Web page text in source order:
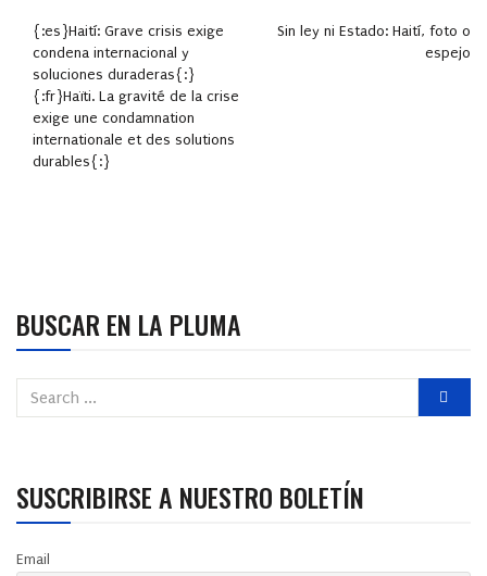
{:es}Haití: Grave crisis exige
condena internacional y
soluciones duraderas{:}
{:fr}Haïti. La gravité de la crise
exige une condamnation
internationale et des solutions
durables{:}
Sin ley ni Estado: Haití, foto o
espejo
BUSCAR EN LA PLUMA
SUSCRIBIRSE A NUESTRO BOLETÍN
Email